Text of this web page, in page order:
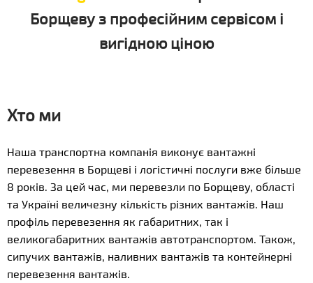
Борщеву з професійним сервісом і
вигідною ціною
Хто ми
Наша транспортна компанія виконує вантажні
перевезення в Борщеві і логістичні послуги вже більше
8 років. За цей час, ми перевезли по Борщеву, області
та Україні величезну кількість різних вантажів. Наш
профіль перевезення як габаритних, так і
великогабаритних вантажів автотранспортом. Також,
сипучих вантажів, наливних вантажів та контейнерні
перевезення вантажів.